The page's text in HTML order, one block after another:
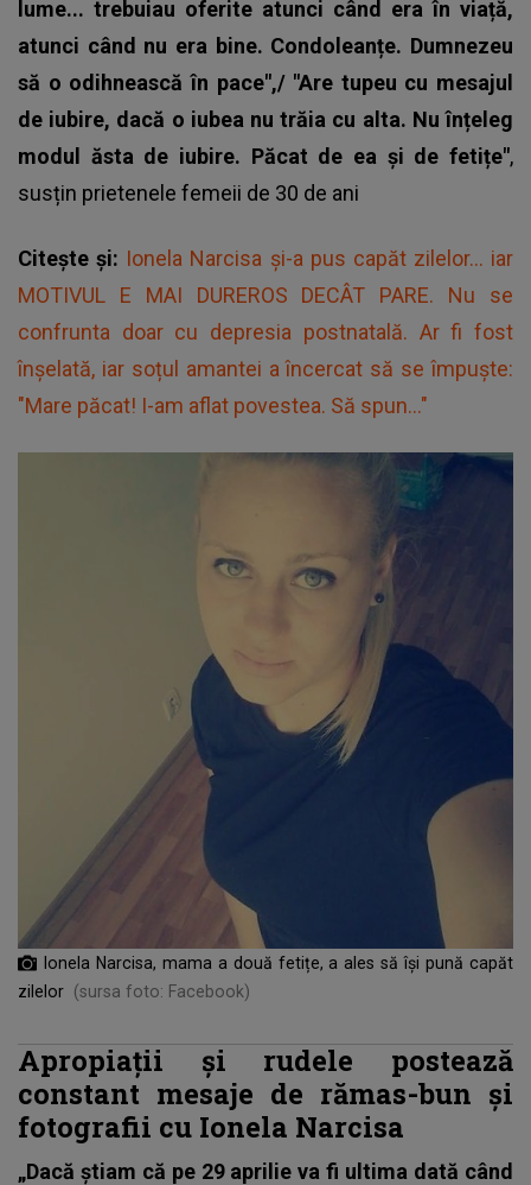
lume... trebuiau oferite atunci când era în viață,
atunci când nu era bine. Condoleanțe. Dumnezeu
să o odihnească în pace",/ "Are tupeu cu mesajul
de iubire, dacă o iubea nu trăia cu alta. Nu înțeleg
modul ăsta de iubire. Păcat de ea și de fetițe",
susțin prietenele femeii de 30 de ani
Citește și: Ionela Narcisa și-a pus capăt zilelor... iar
MOTIVUL E MAI DUREROS DECÂT PARE. Nu se
confrunta doar cu depresia postnatală. Ar fi fost
înșelată, iar soțul amantei a încercat să se împuște:
"Mare păcat! I-am aflat povestea. Să spun..."
Ionela Narcisa, mama a două fetițe, a ales să își pună capăt
zilelor (sursa foto: Facebook)
Apropiații și rudele postează
constant mesaje de rămas-bun și
fotografii cu Ionela Narcisa
„Dacă știam că pe 29 aprilie va fi ultima dată când